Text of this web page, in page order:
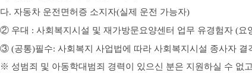
다. 자동차 운전면허증 소지자(실제 운전 가능자)
② 우대 : 사회복지시설 및 재가방문요양센터 업무 유경험자 (요
③ (공통)필수: 사회복지 사업법에 따라 사회복지시설 종사자 결
※ 성범죄 및 아동학대범죄 경력이 있으신 분은 지원하실 수 없고